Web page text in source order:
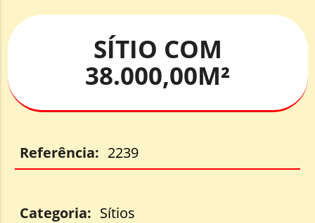
SÍTIO COM
38.000,00M²
Referência: 2239
Categoria: Sítios